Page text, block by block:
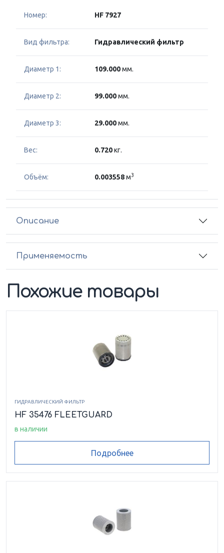
Номер: HF 7927
Вид фильтра: Гидравлический фильтр
Диаметр 1: 109.000мм.
Диаметр 2: 99.000мм.
Диаметр 3: 29.000мм.
Вес: 0.720кг.
Объём: 0.003558м3
Описание
Применяемость
Похожие товары
ГИДРАВЛИЧЕСКИЙ ФИЛЬТР
HF 35476 FLEETGUARD
в наличии
Подробнее